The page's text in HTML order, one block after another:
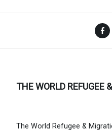
THE WORLD REFUGEE
The World Refugee &